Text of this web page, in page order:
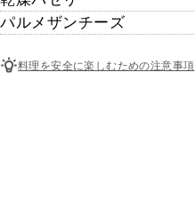
パルメザンチーズ
料理を安全に楽しむための注意事項